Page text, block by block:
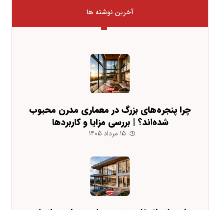
آخرین نوشته ها
چرا پنجره‌های بزرگ در معماری مدرن محبوب
شده‌اند؟ | بررسی مزایا و کاربردها
۱۵ مرداد ۱۴۰۵